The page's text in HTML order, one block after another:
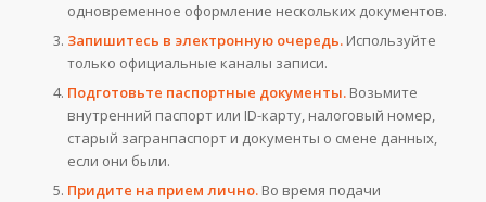
одновременное оформление нескольких документов.
Запишитесь в электронную очередь.Используйте
только официальные каналы записи.
Подготовьте паспортные документы.Возьмите
внутренний паспорт или ID-карту, налоговый номер,
старый загранпаспорт и документы о смене данных,
если они были.
Придите на прием лично.Во время подачи